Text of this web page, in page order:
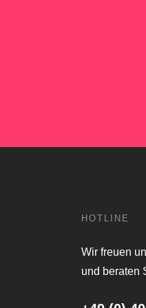
HOTLINE
Wir freuen
und beraten